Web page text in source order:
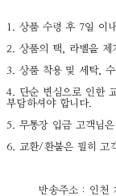
1. 상품 수령 후 7일 이
2. 상품의 택, 라벨을 제
3. 상품 착용 및 세탁,
4. 단순 변심으로 인한
부담하셔야 합니다.
5. 무통장 입금 고객님
6. 교환/환불은 필히 고
반송주소 : 인천